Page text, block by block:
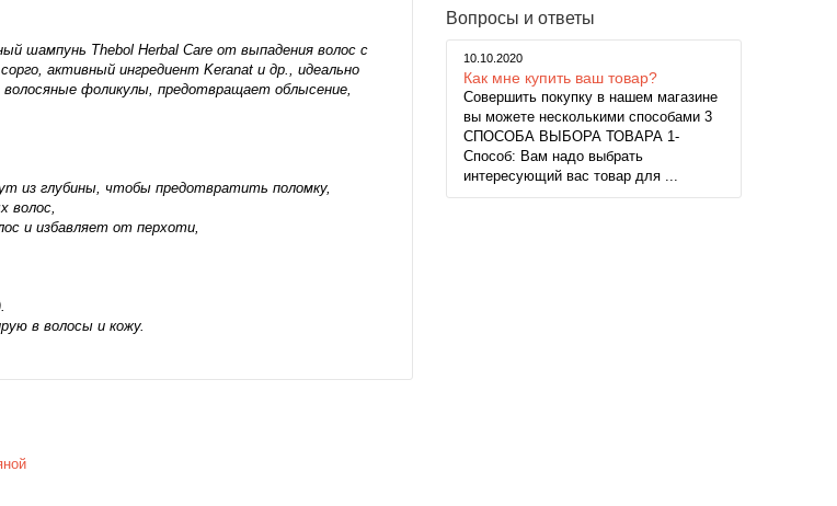
шампунь Thebol Herbal Care от выпадения волос с
активный ингредиент Keranat и др., идеально
фоликулы, предотвращает облысение,
из глубины, чтобы предотвратить поломку,
волос,
и избавляет от перхоти,
в волосы и кожу.
Вопросы и ответы
10.10.2020
Как мне купить ваш товар?
Совершить покупку в нашем магазине
вы можете несколькими способами 3
СПОСОБА ВЫБОРА ТОВАРА 1-
Способ: Вам надо выбрать
интересующий вас товар для ...